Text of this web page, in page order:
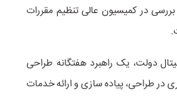
در کمیسیون عالی تنظیم مقررات
دولت، یک راهبرد هفتگانه طراحی
در طراحی، پیاده سازی و ارائه خدمات